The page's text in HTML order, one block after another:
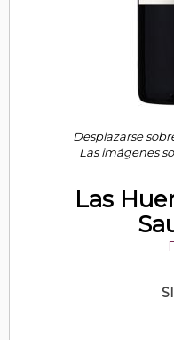
Desplazarse
Las imágenes
Las